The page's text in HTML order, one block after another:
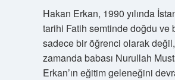
Hakan Erkan, 1990 yılında
tarihi Fatih semtinde doğdu ve
sadece bir öğrenci olarak değil,
zamanda babası Nurullah
Erkan’ın eğitim geleneğini